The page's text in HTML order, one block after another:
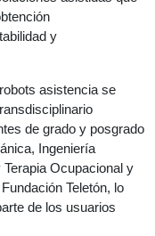
y
asistencia se
de grado y posgrado
Ingeniería
Ocupacional y
Teletón, lo
de los usuarios